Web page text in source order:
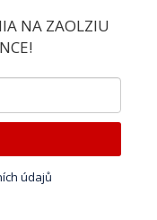
NA ZAOLZIU
údajů